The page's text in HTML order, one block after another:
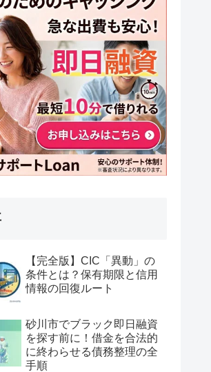
【完全版】CIC「異動」の
条件とは？保有期限と信用
情報の回復ルート
砂川市でブラック即日融資
を探す前に！借金を合法的
に終わらせる債務整理の全
手順